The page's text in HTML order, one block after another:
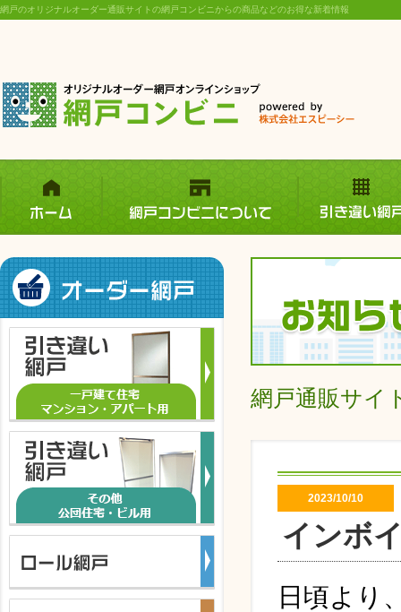
網戸のオリジナルオーダー通販サイトの網戸コンビニからの商品などのお得な新着情報
網戸通販サイ
2023/10/10
インボ
日頃より